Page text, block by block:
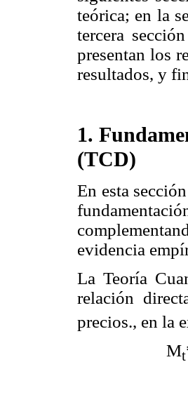
teórica; en la
tercera
presentan los
resultados, y
1.
(TCD)
En esta
evidencia
La Teoría
relación
precios., en la
Mt